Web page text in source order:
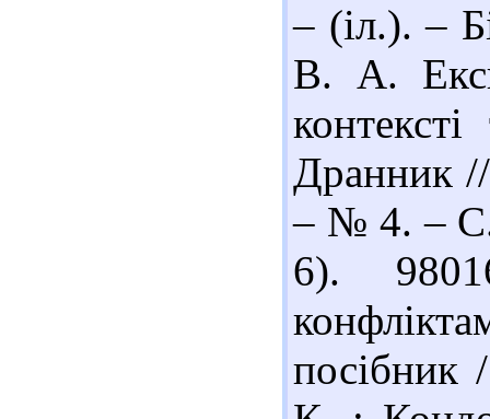
– (іл.). –
В. А.
Дранник
– № 4. – С.
6).